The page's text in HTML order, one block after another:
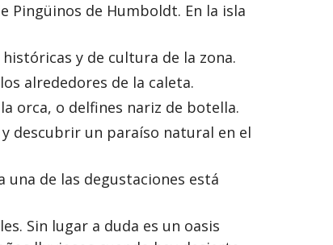
Pingüinos de Humboldt. En la isla
y de cultura de la zona.
alrededores de la caleta.
orca, o delfines nariz de botella.
descubrir un paraíso natural en el
de las degustaciones está
Sin lugar a duda es un oasis